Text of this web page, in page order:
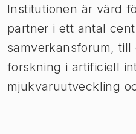
Institutionen är värd
partner i ett antal
samverkansforum, till
forskning i artificiell
mjukvaruutveckling